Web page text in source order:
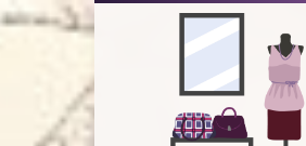
Перейти